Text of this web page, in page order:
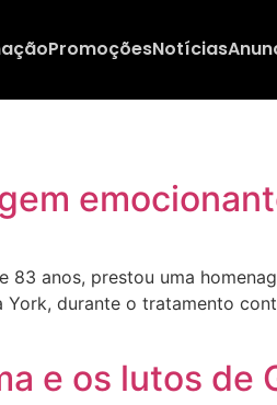
PromoçõesNotícias
83 anos, prestou uma
durante o tratamento
e os lutos de